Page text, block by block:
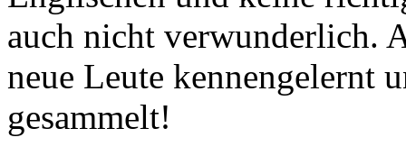
auch nicht verwunderlich.
neue Leute kennengelernt
gesammelt!